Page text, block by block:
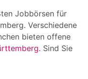
Jobbörsen für
Verschiedene
bieten offene
. Sind Sie